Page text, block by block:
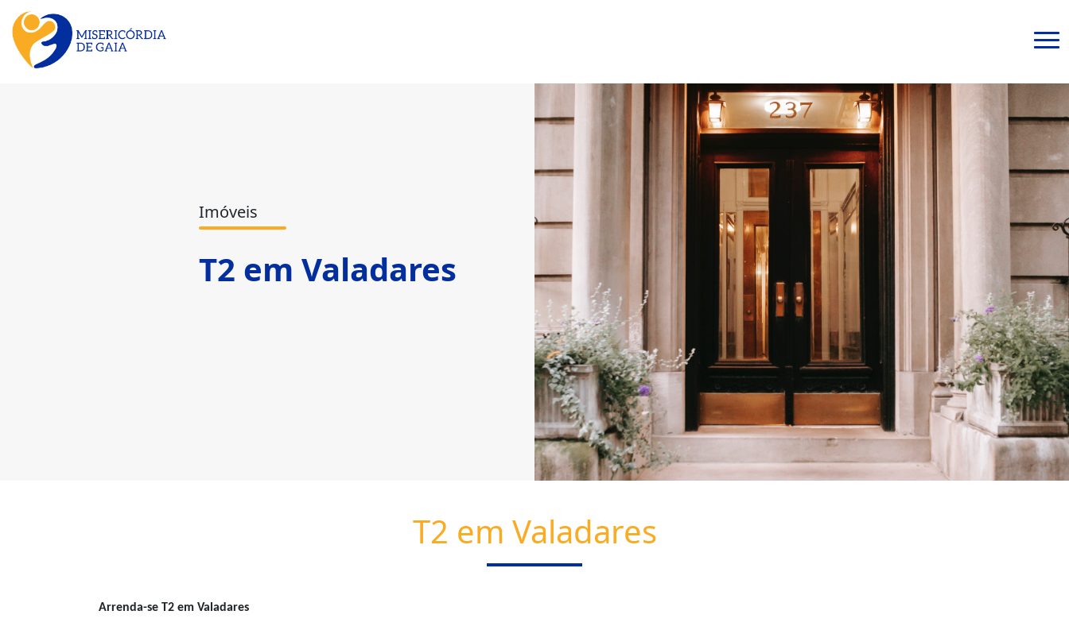
Imóveis
T2 em Valadares
T2 em Valadares
Arrenda-se T2 em Valadares